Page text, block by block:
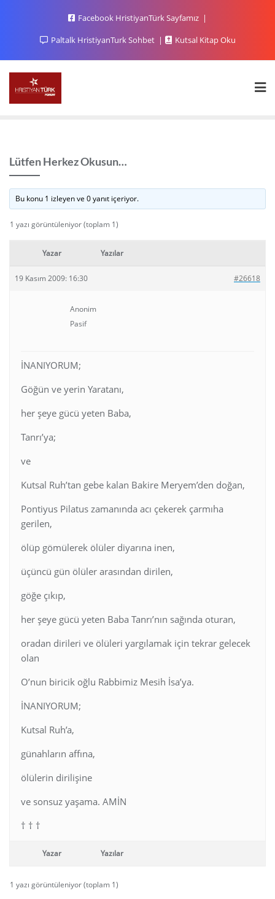
Facebook HristiyanTürk Sayfamız
Paltalk HristiyanTurk Sohbet
Kutsal Kitap Oku
Lütfen Herkez Okusun…
Bu konu 1 izleyen ve 0 yanıt içeriyor.
1 yazı görüntüleniyor (toplam 1)
Yazar Yazılar
19 Kasım 2009: 16:30 #26618
Anonim
Pasif
İNANIYORUM;
Göğün ve yerin Yaratanı,
her şeye gücü yeten Baba,
Tanrı’ya;
ve
Kutsal Ruh’tan gebe kalan Bakire Meryem’den doğan,
Pontiyus Pilatus zamanında acı çekerek çarmıha
gerilen,
ölüp gömülerek ölüler diyarına inen,
üçüncü gün ölüler arasından dirilen,
göğe çıkıp,
her şeye gücü yeten Baba Tanrı’nın sağında oturan,
oradan dirileri ve ölüleri yargılamak için tekrar gelecek
olan
O’nun biricik oğlu Rabbimiz Mesih İsa’ya.
İNANIYORUM;
Kutsal Ruh’a,
günahların affına,
ölülerin dirilişine
ve sonsuz yaşama. AMİN
† † †
Yazar Yazılar
1 yazı görüntüleniyor (toplam 1)